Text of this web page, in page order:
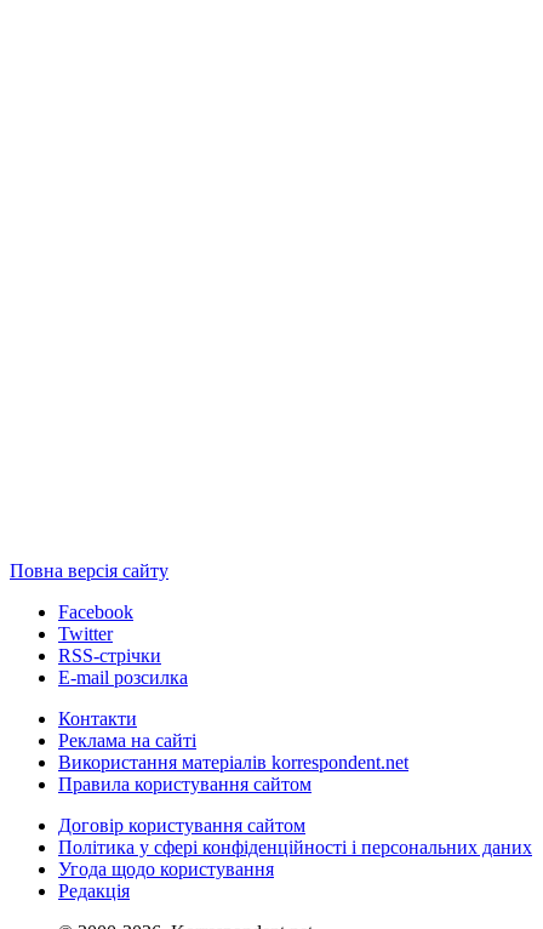
Повна версія сайту
Facebook
Twitter
RSS-стрічки
E-mail розсилка
Контакти
Реклама на сайті
Використання матеріалів korrespondent.net
Правила користування сайтом
Договір користування сайтом
Політика у сфері конфіденційності і персональних даних
Угода щодо користування
Редакція